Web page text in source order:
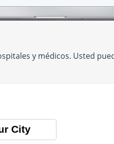
y médicos. Usted
City